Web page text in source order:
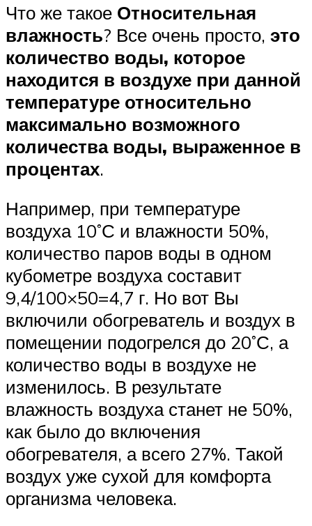
Что же такое Относительная
влажность? Все очень просто, это
количество воды, которое
находится в воздухе при данной
температуре относительно
максимально возможного
количества воды, выраженное в
процентах.
Например, при температуре
воздуха 10˚С и влажности 50%,
количество паров воды в одном
кубометре воздуха составит
9,4/100×50=4,7 г. Но вот Вы
включили обогреватель и воздух в
помещении подогрелся до 20˚С, а
количество воды в воздухе не
изменилось. В результате
влажность воздуха станет не 50%,
как было до включения
обогревателя, а всего 27%. Такой
воздух уже сухой для комфорта
организма человека.